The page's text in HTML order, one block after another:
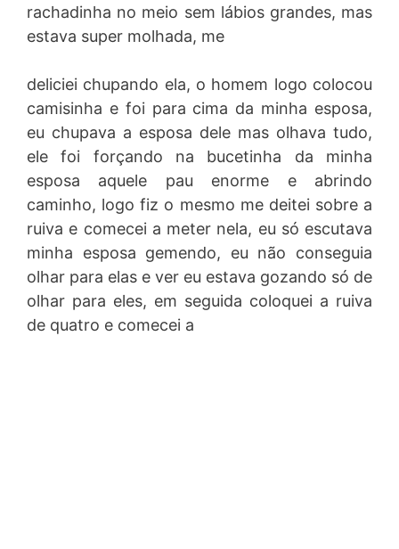
rachadinha no meio sem lábios grandes, mas
estava super molhada, me
deliciei chupando ela, o homem logo colocou
camisinha e foi para cima da minha esposa,
eu chupava a esposa dele mas olhava tudo,
ele foi forçando na bucetinha da minha
esposa aquele pau enorme e abrindo
caminho, logo fiz o mesmo me deitei sobre a
ruiva e comecei a meter nela, eu só escutava
minha esposa gemendo, eu não conseguia
olhar para elas e ver eu estava gozando só de
olhar para eles, em seguida coloquei a ruiva
de quatro e comecei a